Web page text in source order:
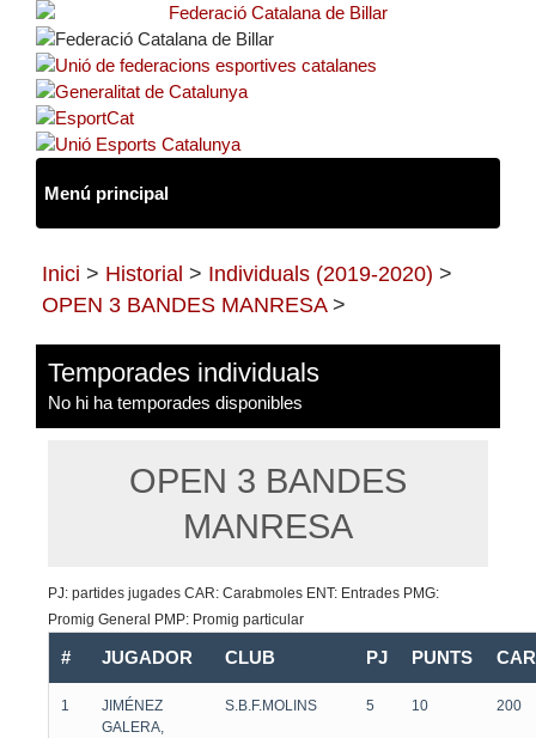
Inici > Historial > Individuals (2019-2020) >
OPEN 3 BANDES MANRESA>
Temporades individuals
No hi ha temporades disponibles
OPEN 3 BANDES
MANRESA
PJ: partides jugades CAR: Carabmoles ENT: Entrades PMG:
Promig General PMP: Promig particular
# JUGADOR CLUB PJ PUNTS CAR
1
JIMÉNEZ
GALERA,
S.B.F.MOLINS 5 10 200